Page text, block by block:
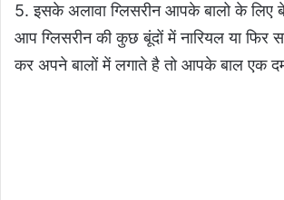
5. इसके अलावा ग्लिसरीन आपके बालो के लिए
आप ग्लिसरीन की कुछ बूंदों में नारियल या फिर
कर अपने बालों में लगाते है तो आपके बाल एक